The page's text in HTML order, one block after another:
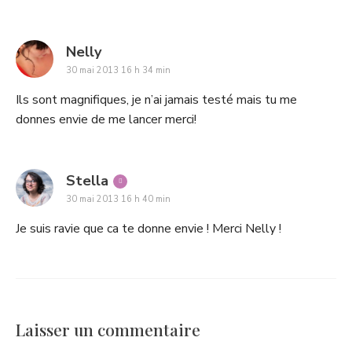
Nellysays:
30 mai 2013 16 h 34 min
Ils sont magnifiques, je n’ai jamais testé mais tu me
donnes envie de me lancer merci!
Stella says:
30 mai 2013 16 h 40 min
Je suis ravie que ca te donne envie ! Merci Nelly !
Laisser un commentaire